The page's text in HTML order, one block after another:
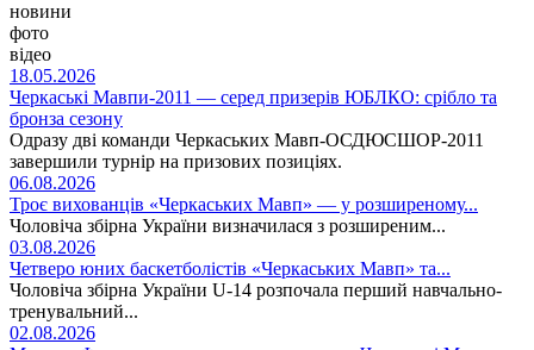
новини
фото
відео
18.05.2026
Черкаські Мавпи-2011 — серед призерів ЮБЛКО: срібло та
бронза сезону
Одразу дві команди Черкаських Мавп-ОСДЮСШОР-2011
завершили турнір на призових позиціях.
06.08.2026
Троє вихованців «Черкаських Мавп» — у розширеному...
Чоловіча збірна України визначилася з розширеним...
03.08.2026
Четверо юних баскетболістів «Черкаських Мавп» та...
Чоловіча збірна України U-14 розпочала перший навчально-
тренувальний...
02.08.2026